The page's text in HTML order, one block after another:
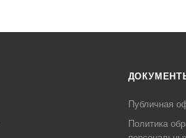
Публичная
Политика